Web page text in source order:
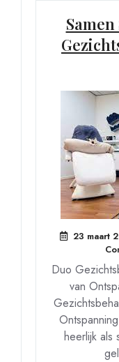
23 maart
Duo
van
heerlijk als